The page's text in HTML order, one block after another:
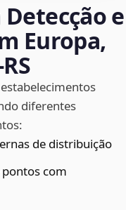
e
Europa,
diferentes
de distribuição
com